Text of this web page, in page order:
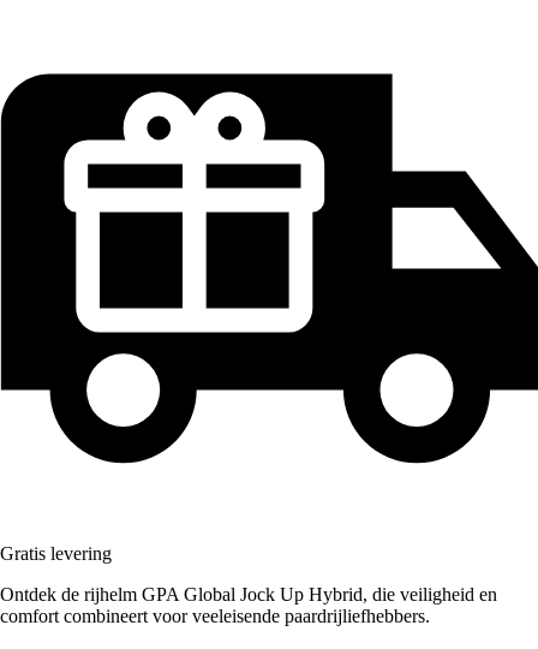
Gratis levering
Ontdek de rijhelm GPA Global Jock Up Hybrid, die veiligheid en
comfort combineert voor veeleisende paardrijliefhebbers.